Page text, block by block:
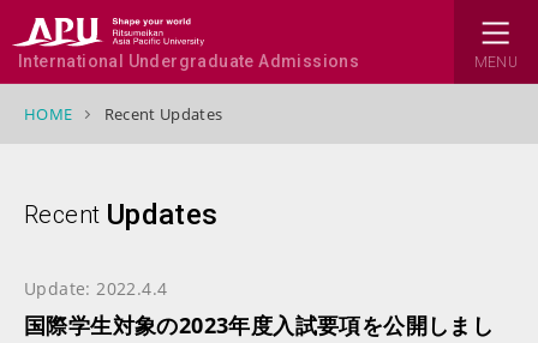
International Undergraduate Admissions MENU
HOME Recent Updates
Recent Updates
Update: 2022.4.4
国際学生対象の2023年度入試要項を公開しまし